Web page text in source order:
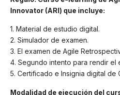
Innovator (ARI) que incluye:
1. Material de estudio digital.
2. Simulador de examen.
3. El examen de Agile
4. Segundo intento para rendir el
5. Certificado e Insignia digital de
Modalidad de ejecución del